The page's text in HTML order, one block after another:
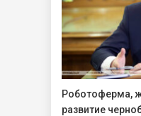
Роботоферма,
развитие